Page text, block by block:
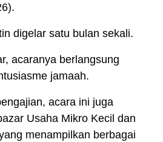
digelar satu bulan sekali.
acaranya berlangsung
jamaah.
acara ini juga
Usaha Mikro Kecil dan
menampilkan berbagai